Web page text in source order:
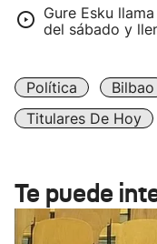
Gure Esku
del sábado y
Política Bilbao
Titulares De Hoy
Te puede